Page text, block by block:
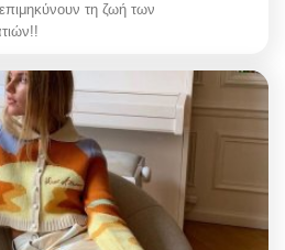
τη ζωή των